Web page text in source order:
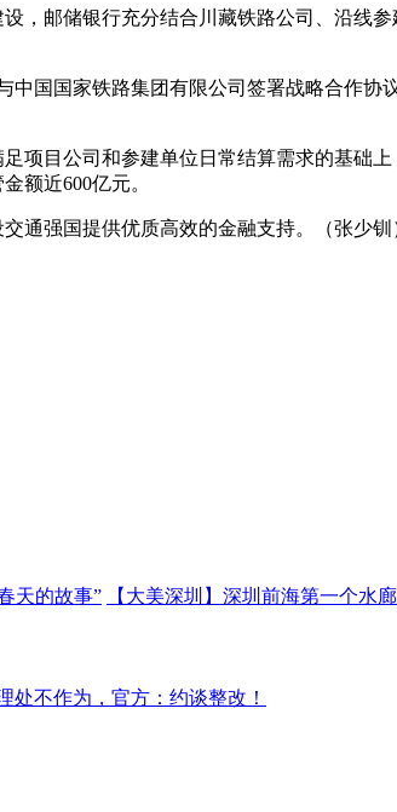
，邮储银行充分结合川藏铁路公司、沿线
中国国家铁路集团有限公司签署战略合作协
项目公司和参建单位日常结算需求的基础
额近600亿元。
通强国提供优质高效的金融支持。（张少钏
天的故事” 【大美深圳】深圳前海第一个水
处不作为，官方：约谈整改！